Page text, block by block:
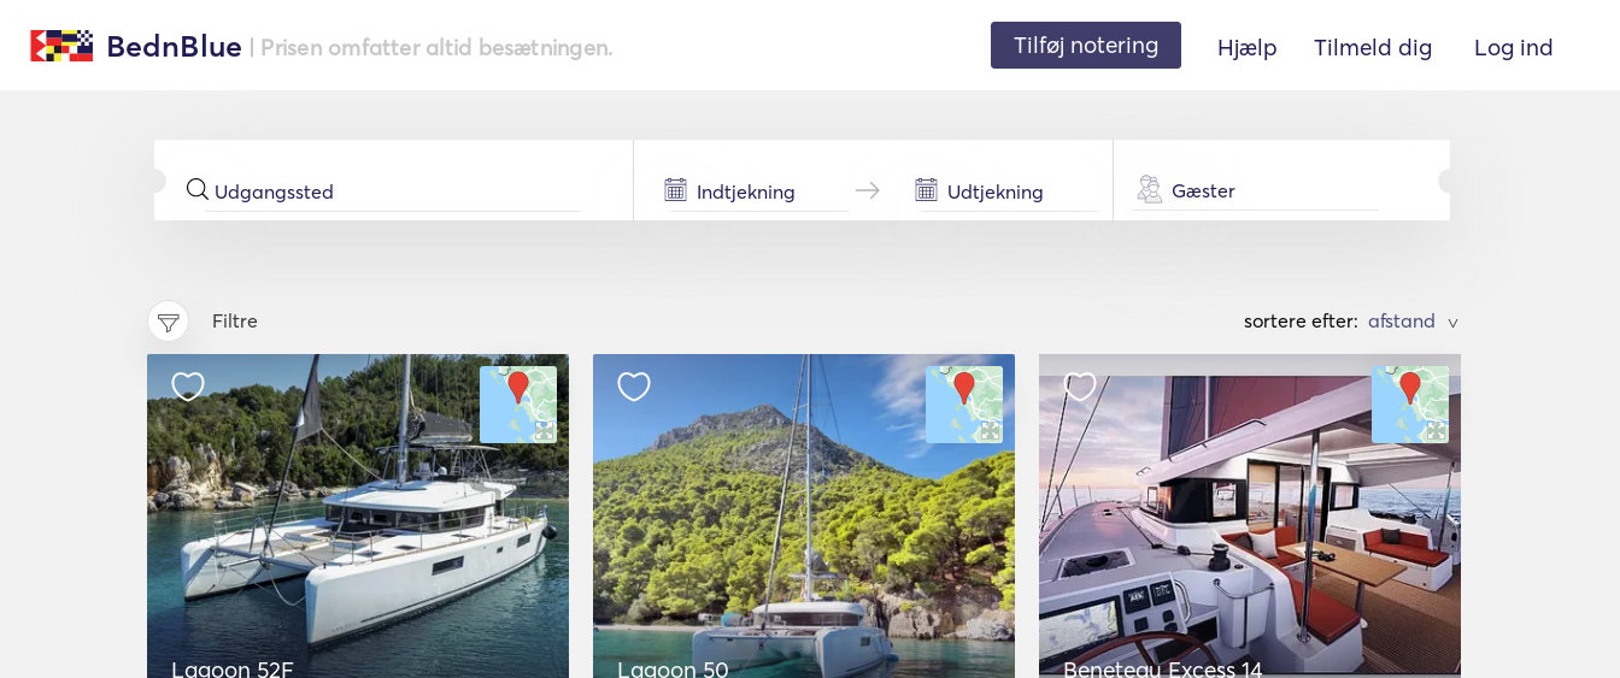
BednBlue | Prisen omfatter altid besætningen. Tilføj notering Hjælp Tilmeld dig Log ind
Gæster
Filtre sortere efter: >
Lagoon 52F Lagoon 50 Beneteau Excess 14